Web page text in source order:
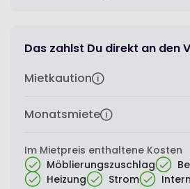
Das zahlst Du direkt an den
Mietkaution
Monatsmiete
Im Mietpreis enthaltene Kosten
Möblierungszuschlag
Heizung
Strom